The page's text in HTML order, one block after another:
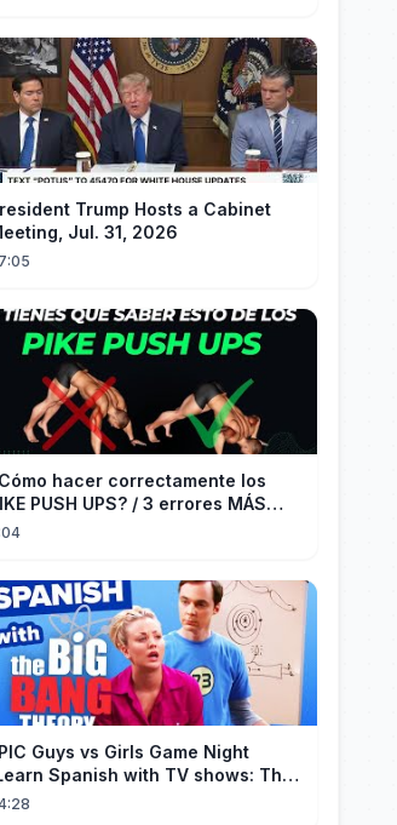
Trump Hosts a Cabinet
Jul. 31, 2026
hacer correctamente los
PUSH UPS? / 3 errores MÁS
Guys vs Girls Game Night
Spanish with TV shows: The
Bang Theory)